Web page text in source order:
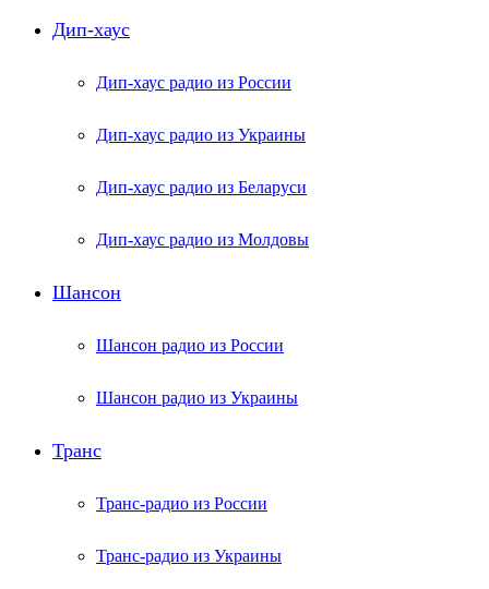
Дип-хаус
Дип-хаус радио из России
Дип-хаус радио из Украины
Дип-хаус радио из Беларуси
Дип-хаус радио из Молдовы
Шансон
Шансон радио из России
Шансон радио из Украины
Транс
Транс-радио из России
Транс-радио из Украины